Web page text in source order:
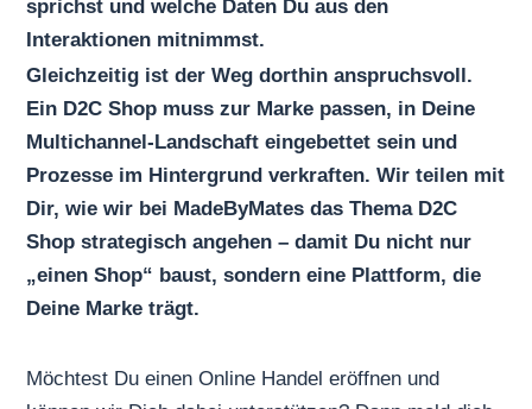
sprichst und welche Daten Du aus den
Interaktionen mitnimmst.
Gleichzeitig ist der Weg dorthin anspruchsvoll.
Ein D2C Shop muss zur Marke passen, in Deine
Multichannel-Landschaft eingebettet sein und
Prozesse im Hintergrund verkraften. Wir teilen mit
Dir, wie wir bei MadeByMates das Thema D2C
Shop strategisch angehen – damit Du nicht nur
„einen Shop“ baust, sondern eine Plattform, die
Deine Marke trägt.
Möchtest Du einenOnline Handel eröffnen und